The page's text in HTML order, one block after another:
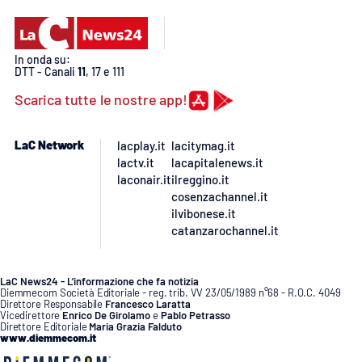
In onda su:
DTT - Canali 11, 17 e 111
Scarica tutte le nostre app!
LaC Network
lacplay.it
lactv.it
laconair.it
lacitymag.it
lacapitalenews.it
ilreggino.it
cosenzachannel.it
ilvibonese.it
catanzarochannel.it
LaC News24 - L’informazione che fa notizia
Diemmecom Società Editoriale - reg. trib. VV 23/05/1989 n°68 - R.O.C. 4049
Direttore Responsabile Francesco Laratta
Vicedirettore Enrico De GirolamoePablo Petrasso
Direttore Editoriale Maria Grazia Falduto
www.diemmecom.it